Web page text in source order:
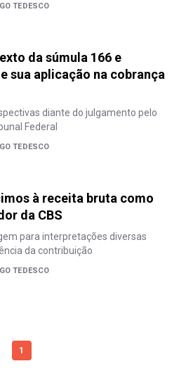
TEDESCO
da súmula 166 e
sua aplicação na cobrança
diante do julgamento pelo
Federal
TEDESCO
à receita bruta como
da CBS
para interpretações diversas
da contribuição
TEDESCO
1